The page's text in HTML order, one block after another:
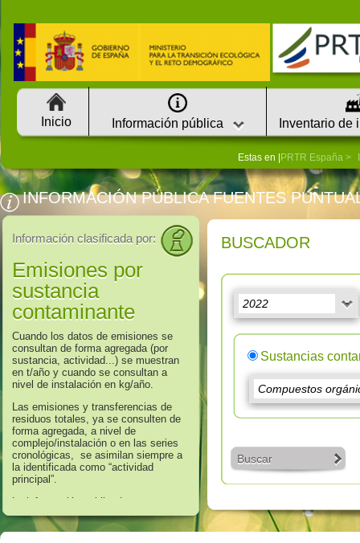
Inicio Información pública Inventario de
Estas en | PRTR España
INFORMACIÓN PÚBLICA FUENTES
Información clasificada por:
Emisiones por
sustancia
contaminante
Cuando los datos de emisiones se
consultan de forma agregada (por
sustancia, actividad...) se muestran
en t/año y cuando se consultan a
nivel de instalación en kg/año.
Las emisiones y transferencias de
residuos totales, ya se consulten de
forma agregada, a nivel de
complejo/instalación o en las series
cronológicas, se asimilan siempre a
la identificada como “actividad
principal”.
La información publicada en
referencia a los años 2008 hasta
2016 corresponde a aquella que
BUSCADOR
Sustancias
Buscar